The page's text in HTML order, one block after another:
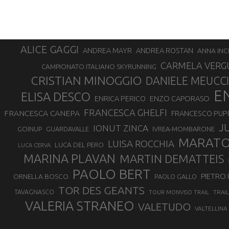
ALICE GAGGI ANDREA MAYR ANDREA ROSTAN ANNA
CAMPIONATO ITALIANO SKYRUNNING CARMELA
CRISTIAN MINOGGIO DANIELE MEUCCI
ELISA DESCO ENRICA PERICO ENZO CAPORASO
FRANCESCA CANEPA FRANCESCA GHELFI FRANCESCO
GOINUP GUARDAVALLE IONUT ZINCA IVREA-MOMBARONE
LUCA CERVA LUCA DEL PERO LUISA ROCCHIA
MARINA PLAVAN MARTIN DEMATTEIS
ORNELLA BOSCO PAOLO BERT PAOLO GALLO PIETRO
TAVAGNASCO TOR DES GEANTS TOUR MONVISO TRAIL
VALERIA STRANEO VALETUDO VALTELLINA